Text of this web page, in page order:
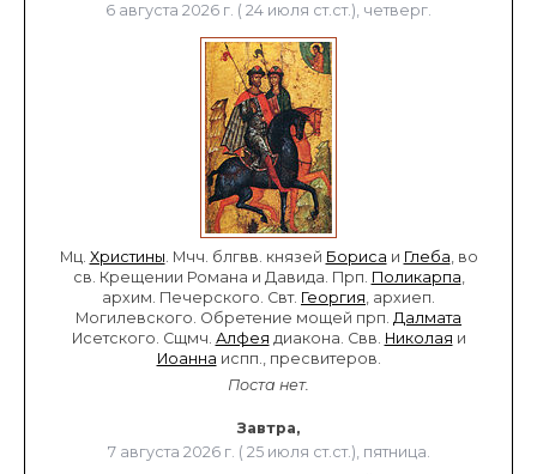
6 августа 2026 г. ( 24 июля ст.ст.), четверг.
Мц. Христины. Мчч. блгвв. князей Бориса и Глеба, во
св. Крещении Романа и Давида. Прп. Поликарпа,
архим. Печерского. Свт. Георгия, архиеп.
Могилевского. Обретение мощей прп. Далмата
Исетского. Сщмч. Алфея диакона. Свв. Николая и
Иоанна испп., пресвитеров.
Поста нет.
Завтра,
7 августа 2026 г. ( 25 июля ст.ст.), пятница.